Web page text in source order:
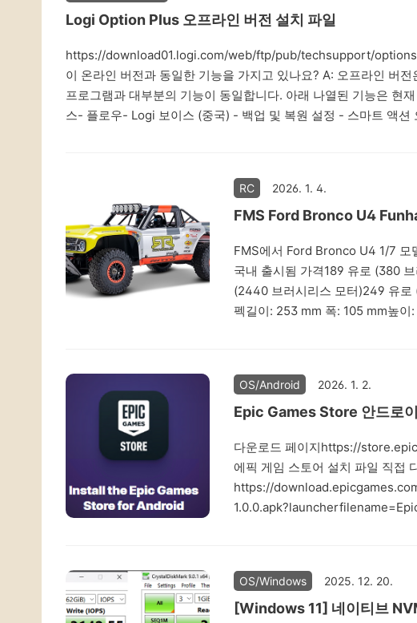
Logi Option Plus 오프라인 버전 설치 파일
https://download01.logi.com/web/ftp/pub/techsupport/
이 온라인 버전과 동일한 기능을 가지고 있나요? A: 오프라인 버
프로그램과 대부분의 기능이 동일합니다. 아래 나열된 기능은 현
스- 플로우- Logi 보이스 (중국) - 백업 및 복원 설정 - 스마트 액션
RC 2026. 1. 4.
FMS Ford Bronco U4
FMS에서 Ford Bronco U4 1/7 모
국내 출시됨 가격189 유로 (380
(2440 브러시리스 모터)249 유
펙길이: 253 mm 폭: 105 mm높이
OS/Android 2026. 1. 2.
Epic Games Store 안드로
다운로드 페이지https://
에픽 게임 스토어 설치 파일 직접
https://
OS/Windows 2025. 12. 20.
[Windows 11] 네이티브